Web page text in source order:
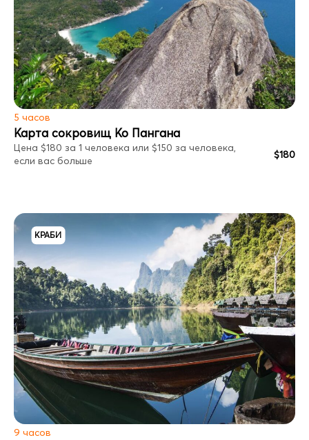
5 часов
Карта сокровищ Ко Пангана
Цена $180 за 1 человека или $150 за человека,
если вас больше
$180
КРАБИ
9 часов